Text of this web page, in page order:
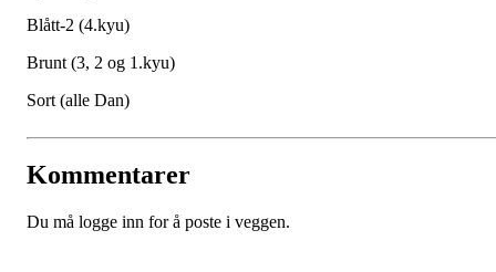
Blått-2 (4.kyu)
Brunt (3, 2 og 1.kyu)
Sort (alle Dan)
Kommentarer
Du må logge inn for å poste i veggen.